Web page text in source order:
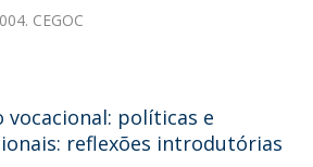
CEGOC
vocacional: políticas e
reflexões introdutórias